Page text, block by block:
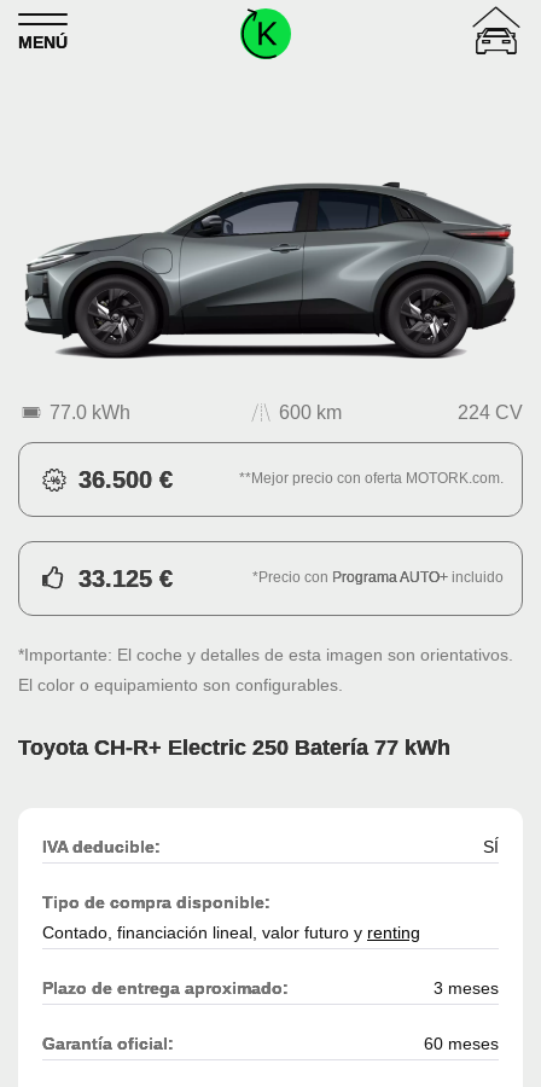
Skip to content
MENÚ
77.0 kWh 600 km 224 CV
36.500 € **Mejor precio con oferta MOTORK.com.
33.125 € *Precio con Programa AUTO+ incluido
*Importante: El coche y detalles de esta imagen son orientativos.
El color o equipamiento son configurables.
Toyota CH-R+ Electric 250 Batería 77 kWh
IVA deducible: SÍ
Tipo de compra disponible:
Contado, financiación lineal, valor futuro y renting
Plazo de entrega aproximado: 3 meses
Garantía oficial: 60 meses